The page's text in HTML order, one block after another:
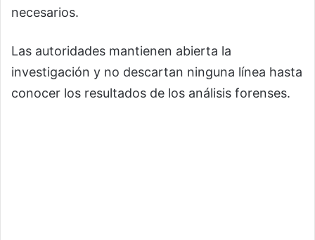
necesarios.
Las autoridades mantienen abierta la
investigación y no descartan ninguna línea hasta
conocer los resultados de los análisis forenses.